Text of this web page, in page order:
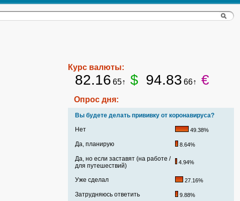
Курс валюты:
82.16 65↑ $ 94.83 66↑ €
Опрос дня:
Вы будете делать прививку от коронавируса?
Нет
49.38%
Да, планирую 8.64%
Да, но если заставят (на работе /
для путешествий)
4.94%
Уже сделал 27.16%
Затрудняюсь ответить 9.88%